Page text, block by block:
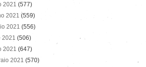
2021 (577)
2021(559)
2021 (556)
2021 (506)
2021 (647)
2021 (570)